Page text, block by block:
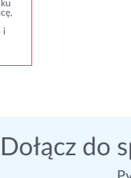
i
Dołącz do